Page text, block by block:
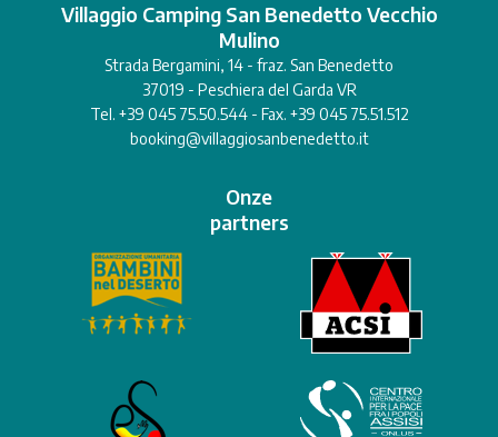
Villaggio Camping San Benedetto Vecchio
Mulino
Strada Bergamini, 14 - fraz. San Benedetto
37019 - Peschiera del Garda VR
Tel. +39 045 75.50.544 - Fax. +39 045 75.51.512
booking@villaggiosanbenedetto.it
Onze
partners